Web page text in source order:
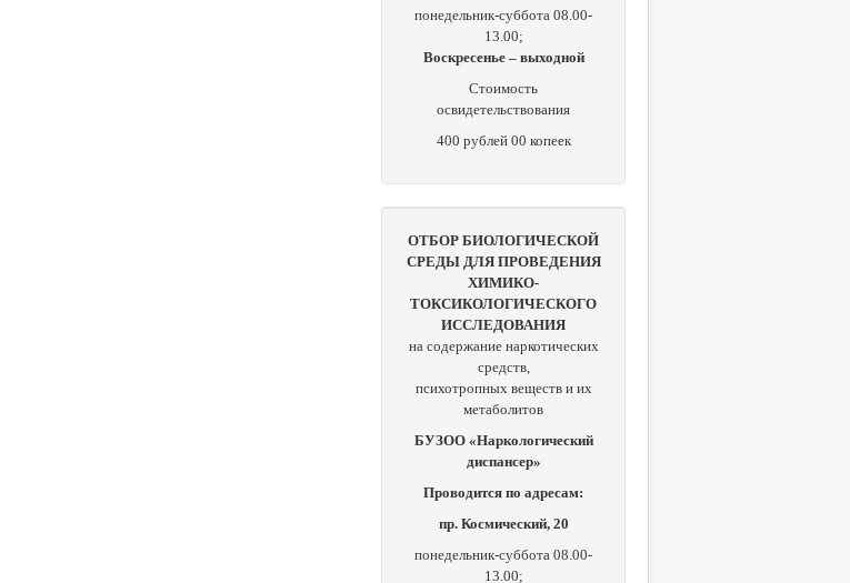
понедельник-суббота 08.00-
13.00;
Воскресенье – выходной
Стоимость
освидетельствования
400 рублей 00 копеек
ОТБОР БИОЛОГИЧЕСКОЙ
СРЕДЫ ДЛЯ ПРОВЕДЕНИЯ
ХИМИКО-
ТОКСИКОЛОГИЧЕСКОГО
ИССЛЕДОВАНИЯ
на содержание наркотических
средств,
психотропных веществ и их
метаболитов
БУЗОО «Наркологический
диспансер»
Проводится по адресам:
пр. Космический, 20
понедельник-суббота 08.00-
13.00;